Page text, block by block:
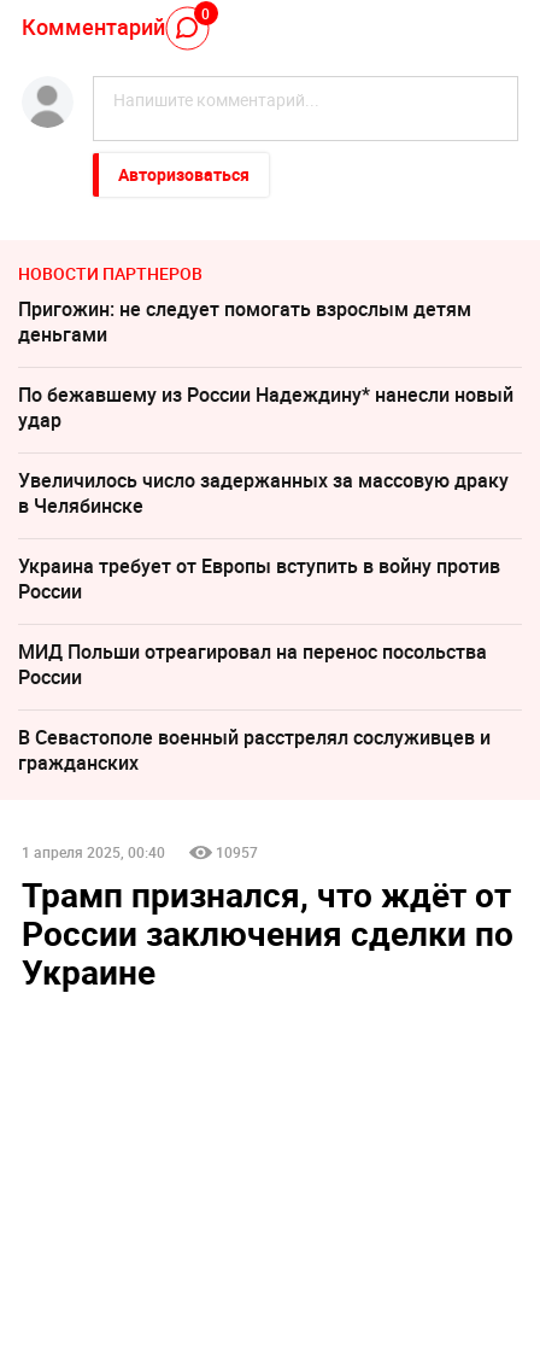
Комментарий 0
Авторизоваться
НОВОСТИ ПАРТНЕРОВ
Пригожин: не следует помогать взрослым детям
деньгами
По бежавшему из России Надеждину* нанесли новый
удар
Увеличилось число задержанных за массовую драку
в Челябинске
Украина требует от Европы вступить в войну против
России
МИД Польши отреагировал на перенос посольства
России
В Севастополе военный расстрелял сослуживцев и
гражданских
1 апреля 2025, 00:40 10957
Трамп признался, что ждёт от
России заключения сделки по
Украине